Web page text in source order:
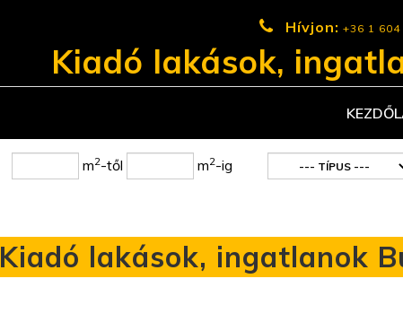
Hívjon: +36 1 604
Kiadó lakások,
m2-től m2-ig
Kiadó lakások, ingatlanok